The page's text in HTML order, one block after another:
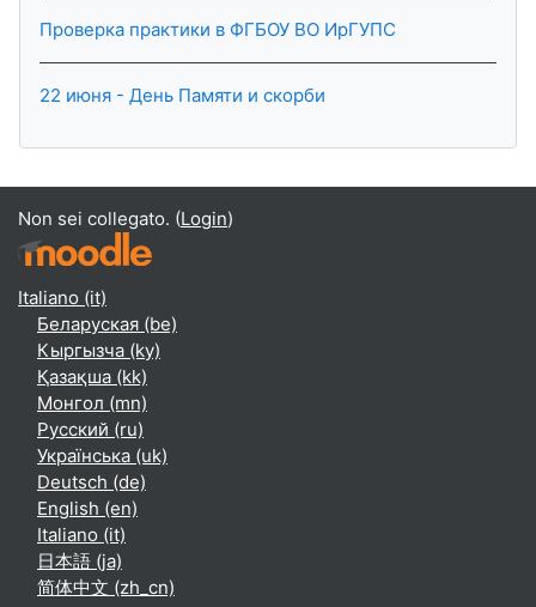
Проверка практики в ФГБОУ ВО ИрГУПС
22 июня - День Памяти и скорби
Non sei collegato. (Login)
Italiano ‎(it)‎
Беларуская ‎(be)‎
Кыргызча ‎(ky)‎
Қазақша ‎(kk)‎
Монгол ‎(mn)‎
Русский ‎(ru)‎
Українська ‎(uk)‎
Deutsch ‎(de)‎
English ‎(en)‎
Italiano ‎(it)‎
日本語 ‎(ja)‎
简体中文 ‎(zh_cn)‎